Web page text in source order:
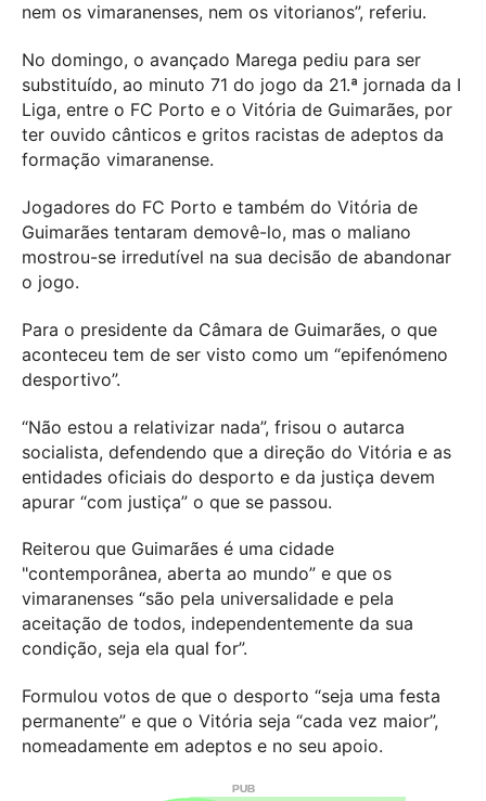
nem os vimaranenses, nem os vitorianos”, referiu.
No domingo, o avançado Marega pediu para ser
substituído, ao minuto 71 do jogo da 21.ª jornada da I
Liga, entre o FC Porto e o Vitória de Guimarães, por
ter ouvido cânticos e gritos racistas de adeptos da
formação vimaranense.
Jogadores do FC Porto e também do Vitória de
Guimarães tentaram demovê-lo, mas o maliano
mostrou-se irredutível na sua decisão de abandonar
o jogo.
Para o presidente da Câmara de Guimarães, o que
aconteceu tem de ser visto como um “epifenómeno
desportivo”.
“Não estou a relativizar nada”, frisou o autarca
socialista, defendendo que a direção do Vitória e as
entidades oficiais do desporto e da justiça devem
apurar “com justiça” o que se passou.
Reiterou que Guimarães é uma cidade
"contemporânea, aberta ao mundo” e que os
vimaranenses “são pela universalidade e pela
aceitação de todos, independentemente da sua
condição, seja ela qual for”.
Formulou votos de que o desporto “seja uma festa
permanente” e que o Vitória seja “cada vez maior”,
nomeadamente em adeptos e no seu apoio.